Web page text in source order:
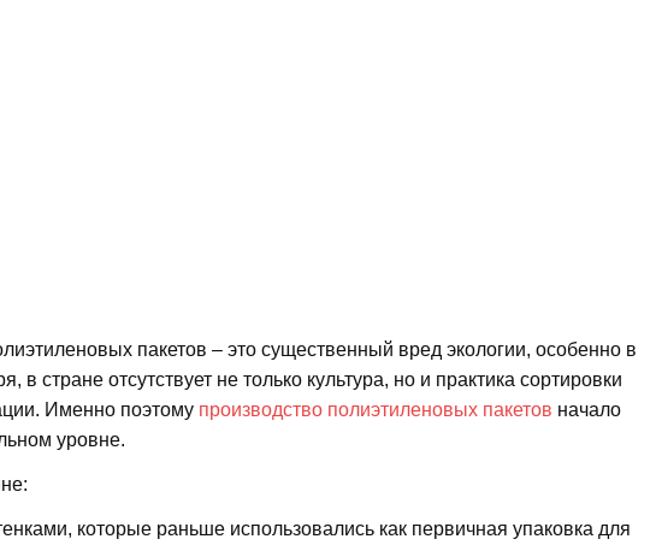
пакетов – это существенный вред экологии, особенно в
в стране отсутствует не только культура, но и практика сортировки
Именно поэтому производство полиэтиленовых пакетов начало
уровне.
которые раньше использовались как первичная упаковка для